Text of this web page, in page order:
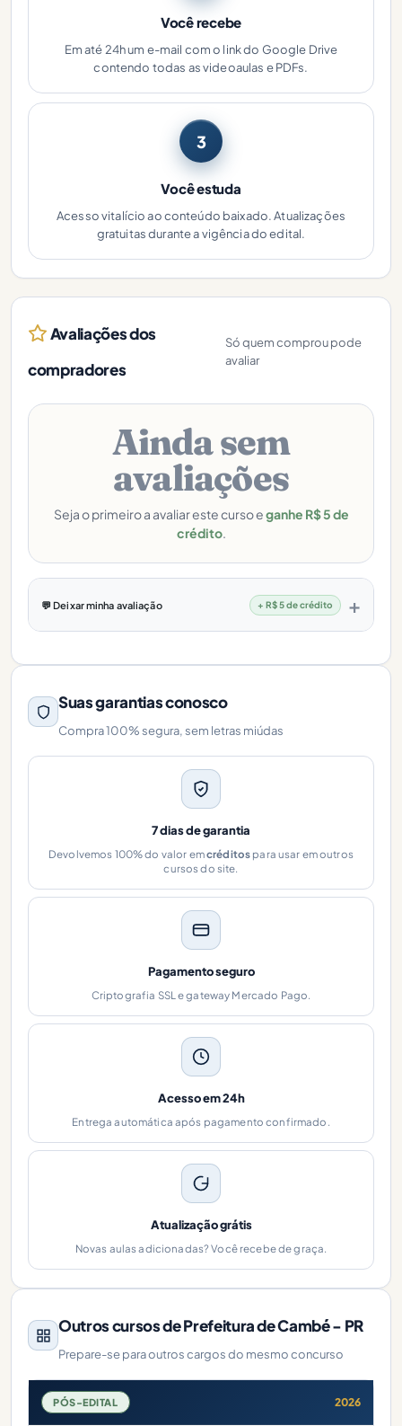
Você recebe
Em até 24h um e-mail com o link do Google Drive
contendo todas as videoaulas e PDFs.
3
Você estuda
Acesso vitalício ao conteúdo baixado. Atualizações
gratuitas durante a vigência do edital.
Avaliações dos
compradores
Só quem comprou pode
avaliar
Ainda sem
avaliações
Seja o primeiro a avaliar este curso eganhe R$ 5 de
crédito.
💬 Deixar minha avaliação + R$ 5 de crédito
Suas garantias conosco
Compra 100% segura, sem letras miúdas
7 dias de garantia
Devolvemos 100% do valor emcréditos para usar em outros
cursos do site.
Pagamento seguro
Criptografia SSL e gateway Mercado Pago.
Acesso em 24h
Entrega automática após pagamento confirmado.
Atualização grátis
Novas aulas adicionadas? Você recebe de graça.
Outros cursos de Prefeitura de Cambé - PR
Prepare-se para outros cargos do mesmo concurso
PÓS-EDITAL 2026